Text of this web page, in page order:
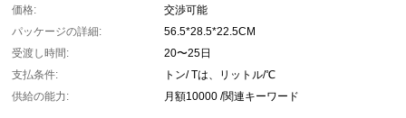
価格:
交渉可能
パッケージの詳細:
56.5*28.5*22.5CM
受渡し時間:
20〜25日
支払条件:
トン/ Tは、リットル/℃
供給の能力:
月額10000 /関連キーワード